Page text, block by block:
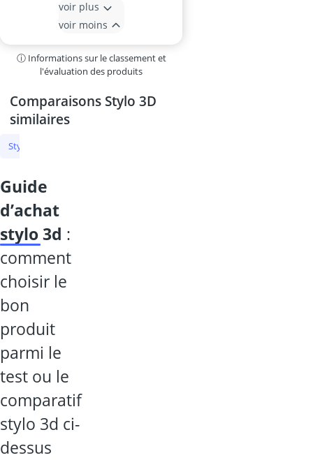
voir plus
voir moins
ⓘ Informations sur le classement et
l'évaluation des produits
Comparaisons Stylo 3D
similaires
Stylo 3D
guide
d’achat
stylo 3d :
comment
choisir le
bon
produit
parmi le
test ou le
comparatif
stylo 3d ci-
dessus